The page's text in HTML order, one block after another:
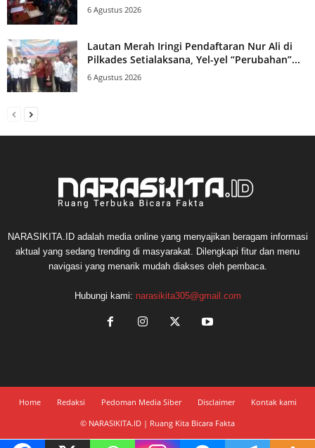
6 Agustus 2026
Lautan Merah Iringi Pendaftaran Nur Ali di
Pilkades Setialaksana, Yel-yel “Perubahan”...
6 Agustus 2026
NARASIKITA.ID adalah media online yang menyajikan beragam informasi
aktual yang sedang trending di masyarakat. Dilengkapi fitur dan menu
navigasi yang menarik mudah diakses oleh pembaca.
Hubungi kami: narasikita305@gmail.com
Home Redaksi Pedoman Media Siber Disclaimer
Kontak kami
© NARASIKITA.ID | Ruang Kita Bicara Fakta